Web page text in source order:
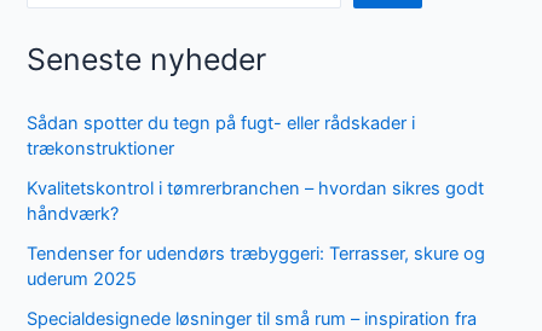
Seneste nyheder
Sådan spotter du tegn på fugt- eller rådskader i
trækonstruktioner
Kvalitetskontrol i tømrerbranchen – hvordan sikres godt
håndværk?
Tendenser for udendørs træbyggeri: Terrasser, skure og
uderum 2025
Specialdesignede løsninger til små rum – inspiration fra